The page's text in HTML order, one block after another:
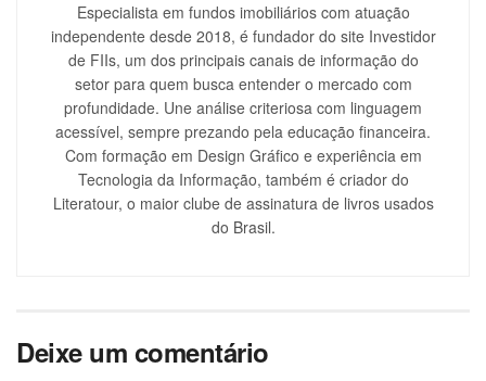
Especialista em fundos imobiliários com atuação
independente desde 2018, é fundador do site Investidor
de FIIs, um dos principais canais de informação do
setor para quem busca entender o mercado com
profundidade. Une análise criteriosa com linguagem
acessível, sempre prezando pela educação financeira.
Com formação em Design Gráfico e experiência em
Tecnologia da Informação, também é criador do
Literatour, o maior clube de assinatura de livros usados
do Brasil.
Deixe um comentário